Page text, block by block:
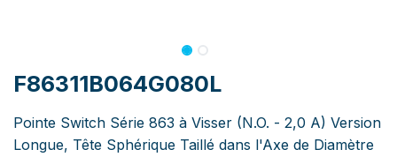
F86311B064G080L
Pointe Switch Série 863 à Visser (N.O. - 2,0 A) Version
Longue, Tête Sphérique Taillé dans l'Axe de Diamètre